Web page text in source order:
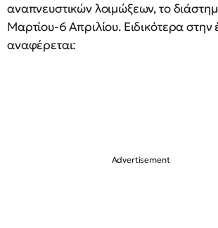
αναπνευστικών λοιμώξεων, το
Μαρτίου-6 Απριλίου. Ειδικότερα στην
αναφέρεται: